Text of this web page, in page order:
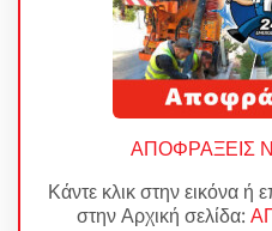
ΑΠΟΦΡΑΞΕΙΣ
Κάντε κλικ στην εικόνα ή
στην Αρχική σελίδα: